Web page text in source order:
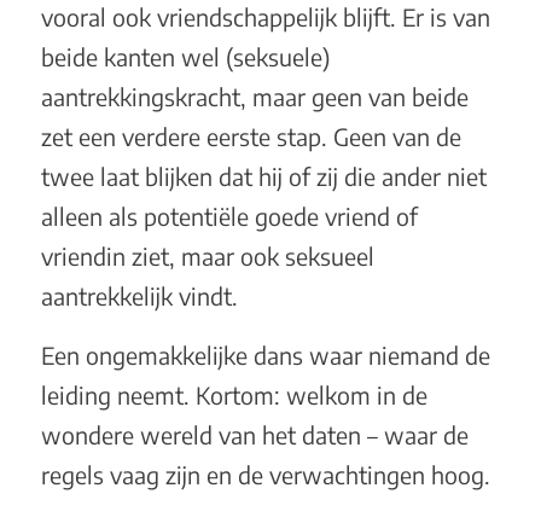
vooral ook vriendschappelijk blijft. Er is van
beide kanten wel (seksuele)
aantrekkingskracht, maar geen van beide
zet een verdere eerste stap. Geen van de
twee laat blijken dat hij of zij die ander niet
alleen als potentiële goede vriend of
vriendin ziet, maar ook seksueel
aantrekkelijk vindt.
Een ongemakkelijke dans waar niemand de
leiding neemt. Kortom: welkom in de
wondere wereld van het daten – waar de
regels vaag zijn en de verwachtingen hoog.